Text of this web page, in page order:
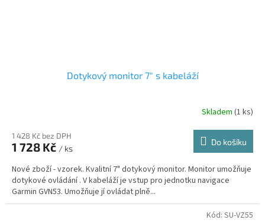
Dotykový monitor 7" s kabeláží
Skladem (1 ks)
1 428 Kč bez DPH
1 728 Kč / ks
Do košíku
Nové zboží - vzorek. Kvalitní 7" dotykový monitor. Monitor umožňuje
dotykové ovládání . V kabeláží je vstup pro jednotku navigace
Garmin GVN53. Umožňuje jí ovládat plně...
Kód: SU-VZ55